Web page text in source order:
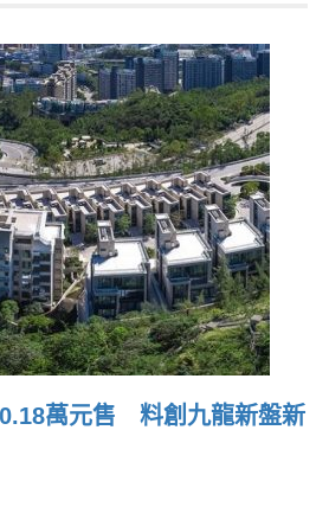
萬元售 料創九龍新盤新